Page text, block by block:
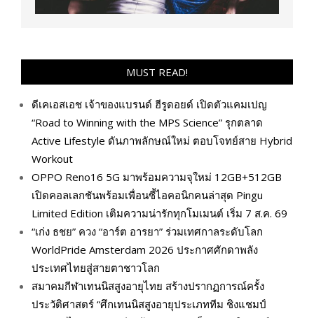
MUST READ!
ดีเคเอสเอช เจ้าของแบรนด์ ฮีรูดอยด์ เปิดตัวแคมเปญ
“Road to Winning with the MPS Science” รุกตลาด
Active Lifestyle ดันภาพลักษณ์ใหม่ ตอบโจทย์สาย Hybrid
Workout
OPPO Reno16 5G มาพร้อมความจุใหม่ 12GB+512GB
เปิดคอลเลกชันพร้อมเพื่อนซี้ไอคอนิกคนล่าสุด Pingu
Limited Edition เติมความน่ารักทุกโมเมนต์ เริ่ม 7 ส.ค. 69
“เก่ง ธชย” ควง “อาร์ต อารยา” ร่วมเทศกาลระดับโลก
WorldPride Amsterdam 2026 ประกาศศักดาพลัง
ประเทศไทยสู่สายตาชาวโลก
สมาคมกีฬาเทนนิสสูงอายุไทย สร้างปรากฏการณ์ครั้ง
ประวัติศาสตร์ “ศึกเทนนิสสูงอายุประเภททีม ชิงแชมป์